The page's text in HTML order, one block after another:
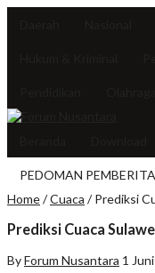
PEDOMAN
Home/Cuaca /Prediksi
Prediksi Cuaca
ByForum Nusantara 1